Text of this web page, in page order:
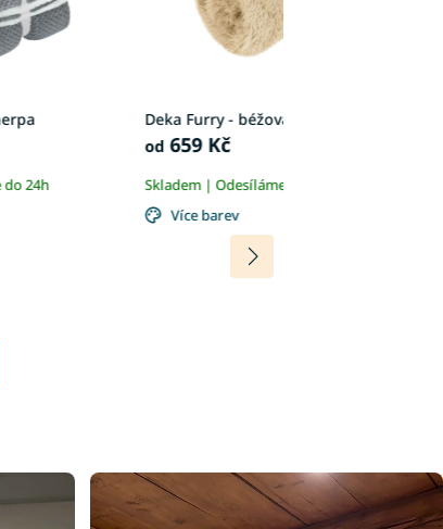
do 24h
Deka Furry - béžová
od659 Kč
Skladem | Odesíláme do 24h
Více barev